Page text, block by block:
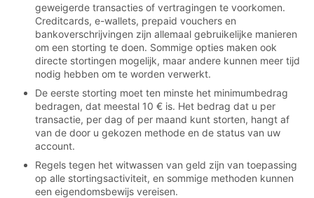
geweigerde transacties of vertragingen te voorkomen.
Creditcards, e-wallets, prepaid vouchers en
bankoverschrijvingen zijn allemaal gebruikelijke manieren
om een storting te doen. Sommige opties maken ook
directe stortingen mogelijk, maar andere kunnen meer tijd
nodig hebben om te worden verwerkt.
De eerste storting moet ten minste het minimumbedrag
bedragen, dat meestal 10 € is. Het bedrag dat u per
transactie, per dag of per maand kunt storten, hangt af
van de door u gekozen methode en de status van uw
account.
Regels tegen het witwassen van geld zijn van toepassing
op alle stortingsactiviteit, en sommige methoden kunnen
een eigendomsbewijs vereisen.